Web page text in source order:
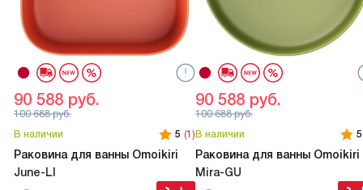
В наличии 5 (1)
Раковина для ванны Omoikiri
June-LI
90 588 руб.
100 688руб.
В наличии
5
Раковина для ванны Omoikiri
Mira-GU
90 588 руб.
100 688руб.